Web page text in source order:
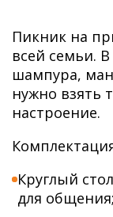
Пикник на
всей семьи.
шампура,
нужно взять
настроение.
Круглый
для общения;